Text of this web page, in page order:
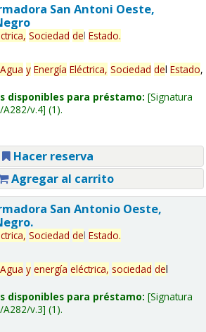
San Antoni Oeste,
Sociedad del Estado.
Agua y Energía Eléctrica, Sociedad del Estado,
disponibles para préstamo: Signatura
A282/v.4 (1).
Hacer reserva
Agregar al carrito
San Antonio Oeste,
Sociedad del Estado.
Agua y energía eléctrica, sociedad del
disponibles para préstamo: Signatura
A282/v.3 (1).